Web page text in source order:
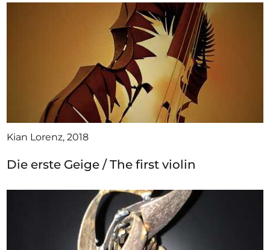
Kian Lorenz, 2018
Die erste Geige / The first violin